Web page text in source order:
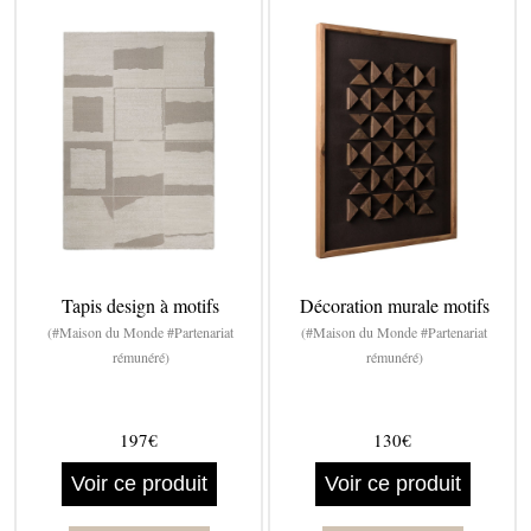
Tapis design à motifs
(#Maison du Monde #Partenariat
rémunéré)
197€
Voir ce produit
Décoration murale motifs
(#Maison du Monde #Partenariat
rémunéré)
130€
Voir ce produit